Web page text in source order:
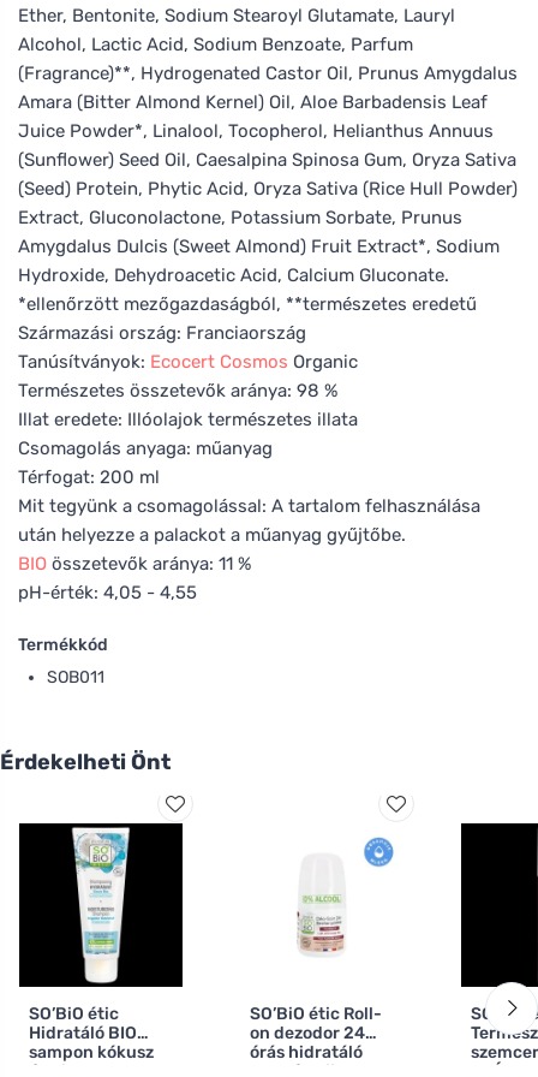
Ether, Bentonite, Sodium Stearoyl Glutamate, Lauryl
Alcohol, Lactic Acid, Sodium Benzoate, Parfum
(Fragrance)**, Hydrogenated Castor Oil, Prunus Amygdalus
Amara (Bitter Almond Kernel) Oil, Aloe Barbadensis Leaf
Juice Powder*, Linalool, Tocopherol, Helianthus Annuus
(Sunflower) Seed Oil, Caesalpina Spinosa Gum, Oryza Sativa
(Seed) Protein, Phytic Acid, Oryza Sativa (Rice Hull Powder)
Extract, Gluconolactone, Potassium Sorbate, Prunus
Amygdalus Dulcis (Sweet Almond) Fruit Extract*, Sodium
Hydroxide, Dehydroacetic Acid, Calcium Gluconate.
*ellenőrzött mezőgazdaságból, **természetes eredetű
Származási ország: Franciaország
Tanúsítványok: Ecocert Cosmos Organic
Természetes összetevők aránya: 98 %
Illat eredete: Illóolajok természetes illata
Csomagolás anyaga: műanyag
Térfogat: 200 ml
Mit tegyünk a csomagolással: A tartalom felhasználása
után helyezze a palackot a műanyag gyűjtőbe.
BIO összetevők aránya: 11 %
pH-érték: 4,05 - 4,55
Termékkód
SOB011
Érdekelheti Önt
SO’BiO étic
Hidratáló BIO
sampon kókusz
és hialuronsavval
SO’BiO étic Roll-
on dezodor 24
órás hidratáló
szamártejjel -
SO’BiO